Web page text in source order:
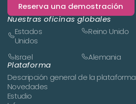
Reserva una demostración
Nuestras oficinas globales
Estados
Unidos
Reino Unido
Israel Alemania
Plataforma
Descripción general de la plataforma
Novedades
Estudio